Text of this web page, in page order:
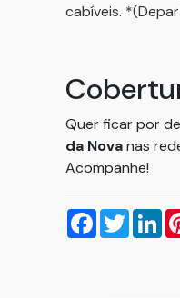
cabíveis.
Quer ficar por
da Novanas
Acompanhe!
Facebook
Twitter